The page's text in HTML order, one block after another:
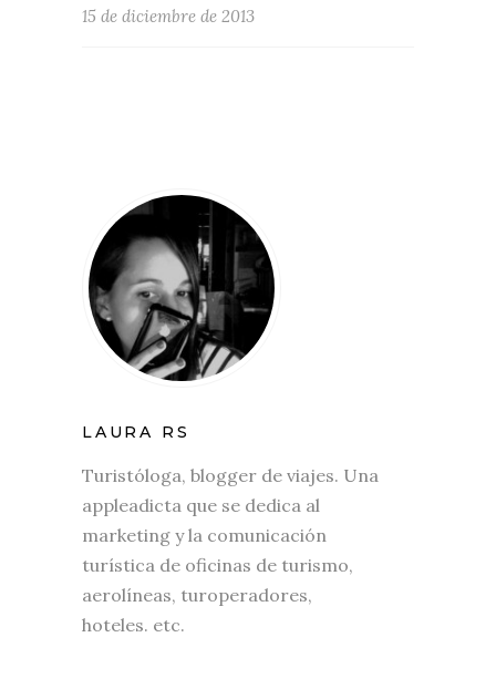
15 de diciembre de 2013
LAURA RS
Turistóloga, blogger de viajes. Una
appleadicta que se dedica al
marketing y la comunicación
turística de oficinas de turismo,
aerolíneas, turoperadores,
hoteles. etc.